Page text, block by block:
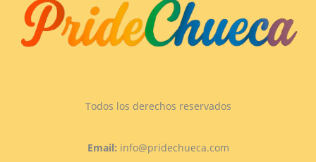
Todos los derechos reservados
Email: info@pridechueca.com